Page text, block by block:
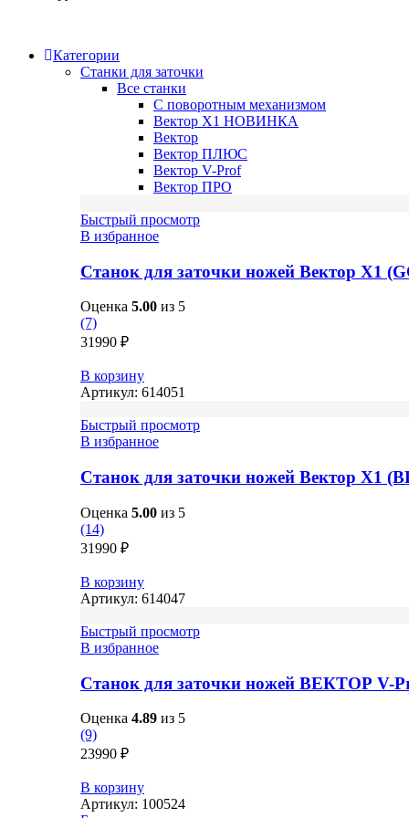
Категории
Станки для заточки
Все станки
С поворотным механизмом
Вектор X1 НОВИНКА
Вектор
Вектор ПЛЮС
Вектор V-Prof
Вектор ПРО
Быстрый просмотр
В избранное
Станок для заточки ножей Вектор X1
Оценка 5.00 из 5
(7)
31990 ₽
В корзину
Артикул: 614051
Быстрый просмотр
В избранное
Станок для заточки ножей Вектор X1
Оценка 5.00 из 5
(14)
31990 ₽
В корзину
Артикул: 614047
Быстрый просмотр
В избранное
Станок для заточки ножей ВЕКТОР V-
Оценка 4.89 из 5
(9)
23990 ₽
В корзину
Артикул: 100524